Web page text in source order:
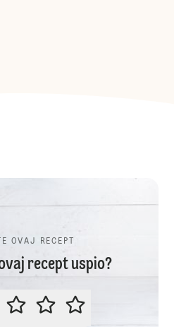
OVAJ RECEPT
recept uspio?
OCIJENITE OVAJ RECEPT